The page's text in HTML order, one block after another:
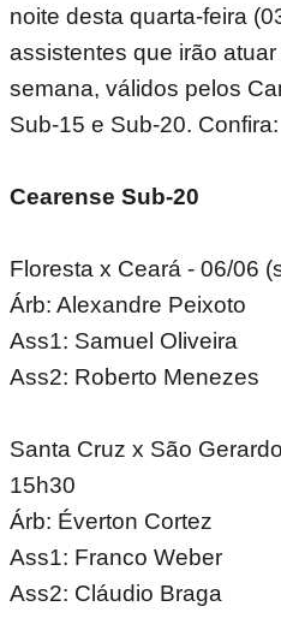
noite desta quarta-feira
assistentes que irão
semana, válidos pelos
Sub-15 e Sub-20. Confira:
Cearense Sub-20
Floresta x Ceará - 06/06
Árb: Alexandre Peixoto
Ass1: Samuel Oliveira
Ass2: Roberto Menezes
Santa Cruz x São
15h30
Árb: Éverton Cortez
Ass1: Franco Weber
Ass2: Cláudio Braga